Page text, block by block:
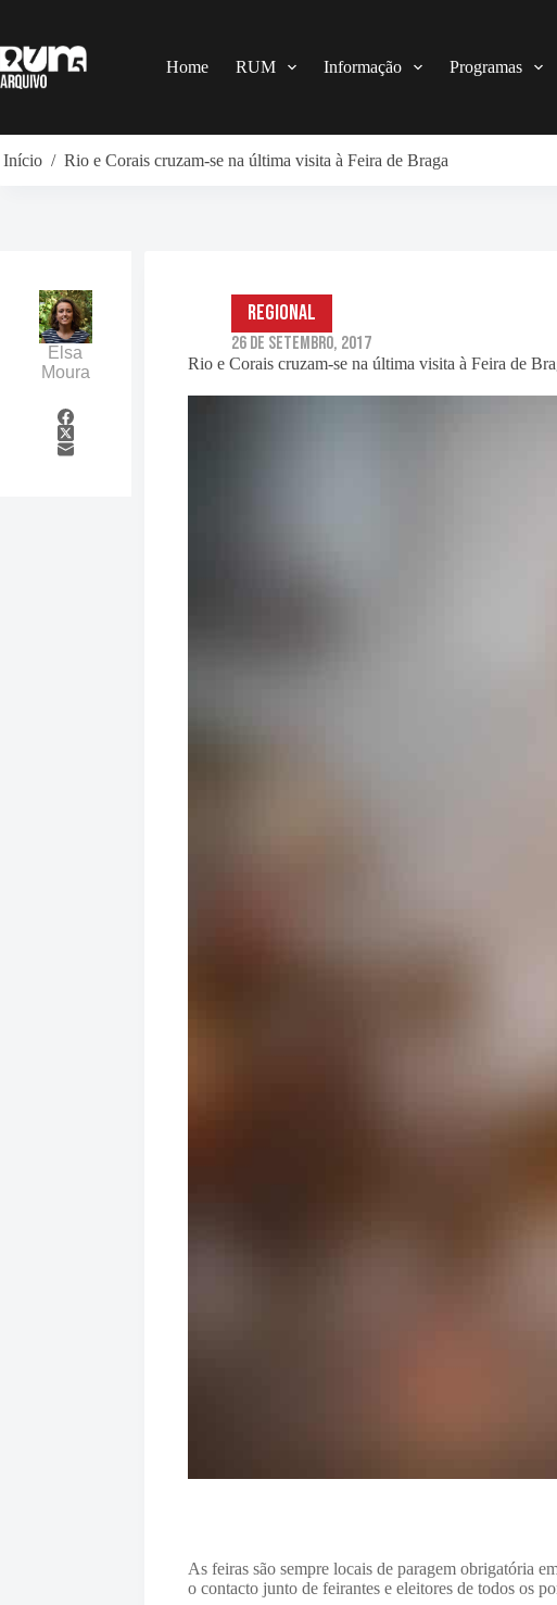
o
conteúdo
Home RUM Informação Programas
Início / Rio e Corais cruzam-se na última visita à Feira de Braga
Rio e Corais cruzam-se na última visita à Feira de
Regional
26 de Setembro, 2017
As feiras são sempre locais de paragem obrigatória
o contacto junto de feirantes e eleitores de todos os
Elsa
Moura